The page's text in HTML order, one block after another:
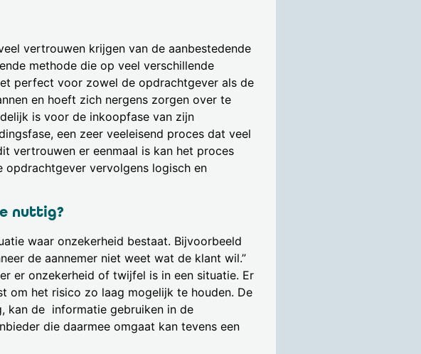
vertrouwen krijgen van de aanbestedende
methode die op veel verschillende
perfect voor zowel de opdrachtgever als de
en hoeft zich nergens zorgen over te
is voor de inkoopfase van zijn
een zeer veeleisend proces dat veel
vertrouwen er eenmaal is kan het proces
vervolgens logisch en
nuttig?
waar onzekerheid bestaat. Bijvoorbeeld
de aannemer niet weet wat de klant wil.”
er onzekerheid of twijfel is in een situatie. Er
om het risico zo laag mogelijk te houden. De
kan de informatie gebruiken in de
die daarmee omgaat kan tevens een